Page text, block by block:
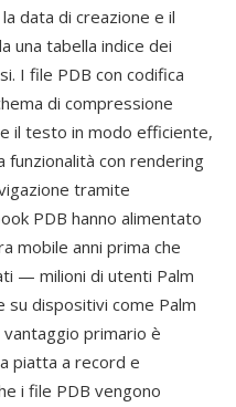
data di creazione e il
una tabella indice dei
I file PDB con codifica
di compressione
il testo in modo efficiente,
con rendering
tramite
PDB hanno alimentato
mobile anni prima che
— milioni di utenti Palm
su dispositivi come Palm
primario è
piatta a record e
i file PDB vengono